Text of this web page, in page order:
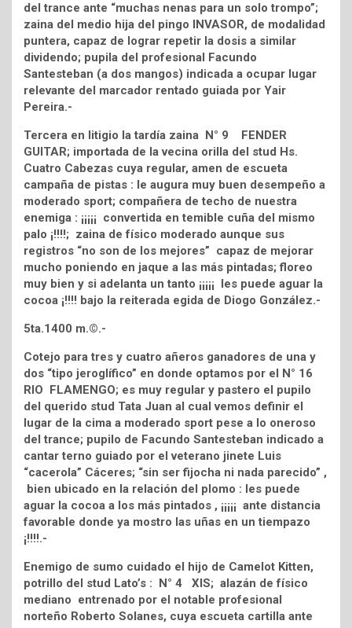
del trance ante “muchas nenas para un solo trompo”;
zaina del medio hija del pingo INVASOR, de modalidad
puntera, capaz de lograr repetir la dosis a similar
dividendo; pupila del profesional Facundo
Santesteban (a dos mangos) indicada a ocupar lugar
relevante del marcador rentado guiada por Yair
Pereira.-
Tercera en litigio la tardía zaina N° 9 FENDER
GUITAR; importada de la vecina orilla del stud Hs.
Cuatro Cabezas cuya regular, amen de escueta
campaña de pistas : le augura muy buen desempeño a
moderado sport; compañera de techo de nuestra
enemiga : ¡¡¡¡¡ convertida en temible cuña del mismo
palo ¡!!!!; zaina de físico moderado aunque sus
registros “no son de los mejores” capaz de mejorar
mucho poniendo en jaque a las más pintadas; floreo
muy bien y si adelanta un tanto ¡¡¡¡¡ les puede aguar la
cocoa ¡!!!! bajo la reiterada egida de Diogo González.-
5ta.1400 m.©.-
Cotejo para tres y cuatro añeros ganadores de una y
dos “tipo jeroglífico” en donde optamos por el N° 16
RIO FLAMENGO; es muy regular y pastero el pupilo
del querido stud Tata Juan al cual vemos definir el
lugar de la cima a moderado sport pese a lo oneroso
del trance; pupilo de Facundo Santesteban indicado a
cantar terno guiado por el veterano jinete Luis
“cacerola” Cáceres; “sin ser fijocha ni nada parecido” ,
bien ubicado en la relación del plomo : les puede
aguar la cocoa a los más pintados , ¡¡¡¡¡ ante distancia
favorable donde ya mostro las uñas en un tiempazo
¡!!!!.-
Enemigo de sumo cuidado el hijo de Camelot Kitten,
potrillo del stud Lato’s : N° 4 XIS; alazán de físico
mediano entrenado por el notable profesional
norteño Roberto Solanes, cuya escueta cartilla ante